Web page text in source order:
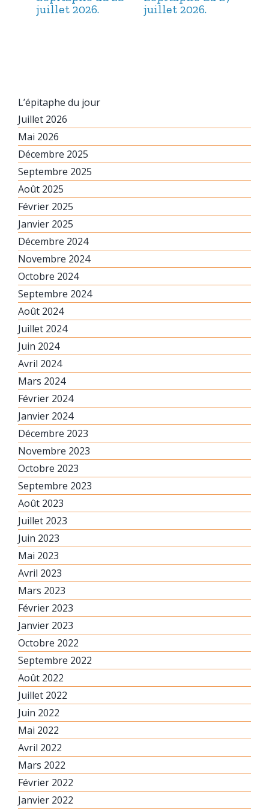
juillet 2026.
juillet 2026.
L’épitaphe du jour
Juillet 2026
Mai 2026
Décembre 2025
Septembre 2025
Août 2025
Février 2025
Janvier 2025
Décembre 2024
Novembre 2024
Octobre 2024
Septembre 2024
Août 2024
Juillet 2024
Juin 2024
Avril 2024
Mars 2024
Février 2024
Janvier 2024
Décembre 2023
Novembre 2023
Octobre 2023
Septembre 2023
Août 2023
Juillet 2023
Juin 2023
Mai 2023
Avril 2023
Mars 2023
Février 2023
Janvier 2023
Octobre 2022
Septembre 2022
Août 2022
Juillet 2022
Juin 2022
Mai 2022
Avril 2022
Mars 2022
Février 2022
Janvier 2022